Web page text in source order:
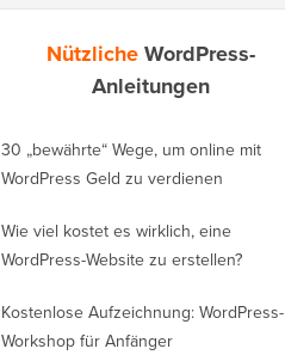
NützlicheWordPress-
Anleitungen
30 „bewährte“ Wege, um online mit
WordPress Geld zu verdienen
Wie viel kostet es wirklich, eine
WordPress-Website zu erstellen?
Kostenlose Aufzeichnung: WordPress-
Workshop für Anfänger